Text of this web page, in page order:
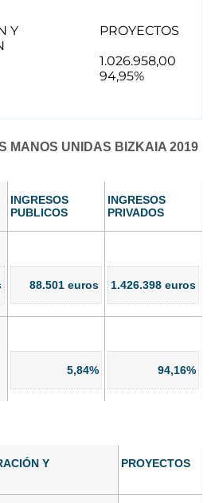
Y
PROYECTOS
1.026.958,00
94,95%
MANOS UNIDAS BIZKAIA 2019
INGRESOS
PUBLICOS
INGRESOS
PRIVADOS
88.501 euros 1.426.398 euros
5,84% 94,16%
Y
PROYECTOS